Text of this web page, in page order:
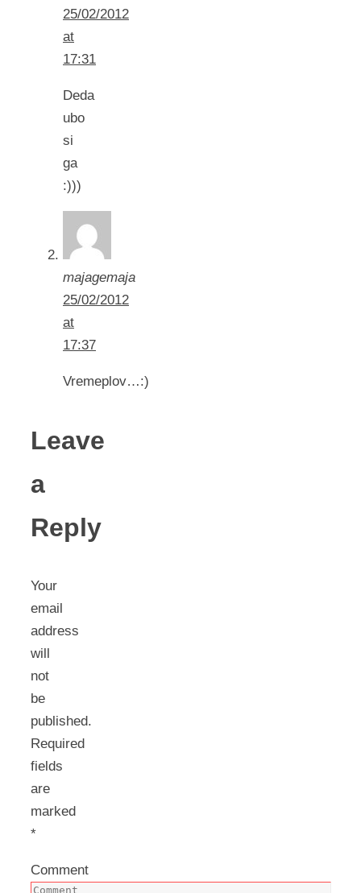
25/02/2012
at
17:31
Deda
ubo
si
ga
:)))
majagemaja
25/02/2012
at
17:37
Vremeplov…:)
Leave
a
Reply
Your
email
address
will
not
be
published.
Required
fields
are
marked
*
Comment